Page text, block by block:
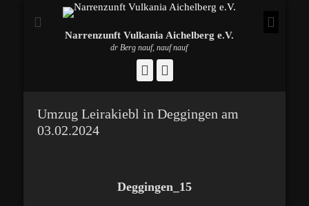
Narrenzunft Vulkania Aichelberg e.V.
dr Berg nauf, nauf nauf
Facebook
Umzug Leirakiebl in Deggingen am
03.02.2024
Deggingen_15